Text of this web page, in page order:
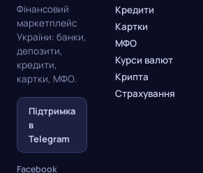
Фінансовий
маркетплейс
України: банки,
депозити,
кредити,
картки, МФО.
Підтримка
в
Telegram
Facebook
Кредити
Картки
МФО
Курси валют
Крипта
Страхування